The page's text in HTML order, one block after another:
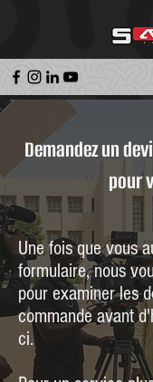
Demandez un
pour
Une fois que vous
formulaire, nous
pour examiner les
commande avant
ci.